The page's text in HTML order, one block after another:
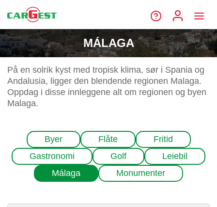
MÁLAGA
På en solrik kyst med tropisk klima, sør i Spania og
Andalusia, ligger den blendende regionen Malaga.
Oppdag i disse innleggene alt om regionen og byen
Malaga.
Byer Flåte
Fritid
Gastronomi
Golf
Leiebil
Málaga
Monumenter